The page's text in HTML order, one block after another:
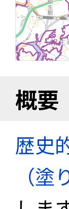
概要
歴史
（塗